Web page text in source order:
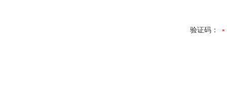
验证码：